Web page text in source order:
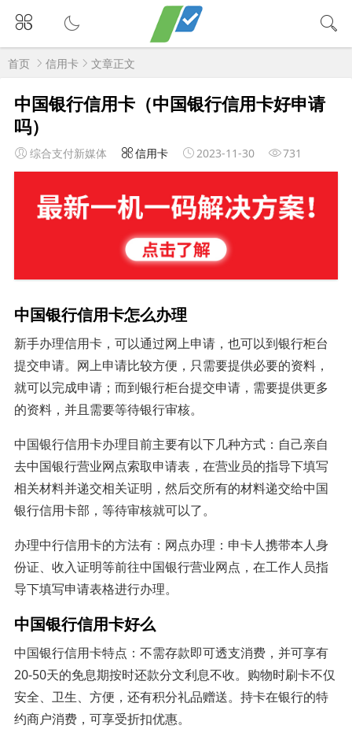
首页 信用卡 文章正文
中国银行信用卡（中国银行信用卡好申请
吗）
综合支付新媒体 信用卡 2023-11-30 731
中国银行信用卡怎么办理
新手办理信用卡，可以通过网上申请，也可以到银行柜台
提交申请。网上申请比较方便，只需要提供必要的资料，
就可以完成申请；而到银行柜台提交申请，需要提供更多
的资料，并且需要等待银行审核。
中国银行信用卡办理目前主要有以下几种方式：自己亲自
去中国银行营业网点索取申请表，在营业员的指导下填写
相关材料并递交相关证明，然后交所有的材料递交给中国
银行信用卡部，等待审核就可以了。
办理中行信用卡的方法有：网点办理：申卡人携带本人身
份证、收入证明等前往中国银行营业网点，在工作人员指
导下填写申请表格进行办理。
中国银行信用卡好么
中国银行信用卡特点：不需存款即可透支消费，并可享有
20-50天的免息期按时还款分文利息不收。购物时刷卡不仅
安全、卫生、方便，还有积分礼品赠送。持卡在银行的特
约商户消费，可享受折扣优惠。